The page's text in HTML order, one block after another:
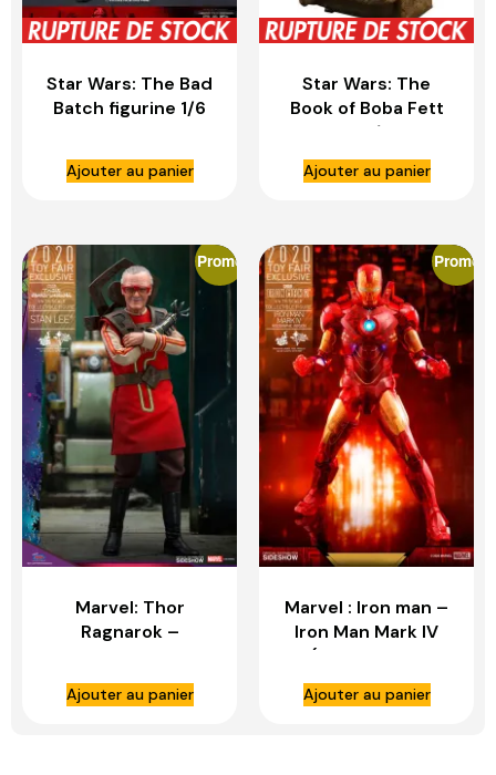
Star Wars: The Bad
Batch figurine 1/6
HOT TOYS
Ajouter au panier
Star Wars: The
Book of Boba Fett
figurine 1/4 Boba
Fett (Deluxe
Version)- HOT
Ajouter au panier
Promo
Marvel: Thor
Ragnarok –
1:6 Scale Figure –
HOT TOYS
Ajouter au panier
Promo
Marvel : Iron man –
Iron Man Mark IV
(Holographic
Version) 1:6 Scale
Figure – HOT TOYS
Ajouter au panier